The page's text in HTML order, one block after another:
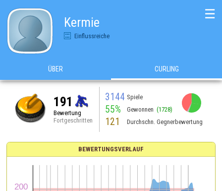
Kermie
Einflussreiche
☰
ÜBER CURLING
191
Bewertung
Fortgeschritten
3144 Spiele
55% Gewonnen (1728)
121 Durchschn. Gegnerbewertung
BEWERTUNGSVERLAUF